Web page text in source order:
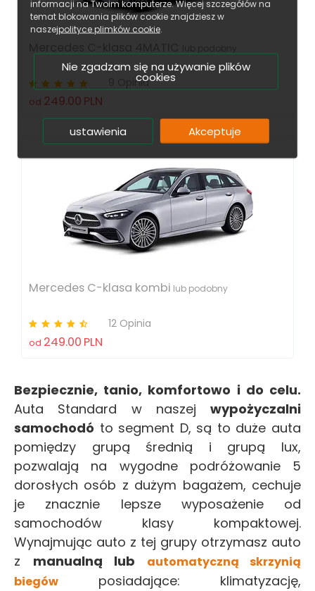
9 Opinia
od 249.00 PLN
Mercedes C-klasa kombi lub podobny
12 Opinia
od 249.00 PLN
Bezpiecznie, tanio, komfortowo i do celu.
Auta Standard w naszej wypożyczalni
samochodó to segment D, są to duże auta
pomiędzy grupą średnią i grupą lux,
pozwalają na wygodne podróżowanie 5
dorosłych osób z dużym bagażem, cechuje
je znacznie lepsze wyposażenie od
samochodów klasy kompaktowej.
Wynajmując auto z tej grupy otrzymasz auto
z manualną lub
automatyczną skrzynią
biegów posiadające: klimatyzację,
informacji na Twoim komputerze. Więcej szczegółów na
temat blokowania plików cookie znajdziesz w
naszejpolityce plimków cookie.
Nie zgadzam się na używanie plików
cookies
ustawienia Akceptuje